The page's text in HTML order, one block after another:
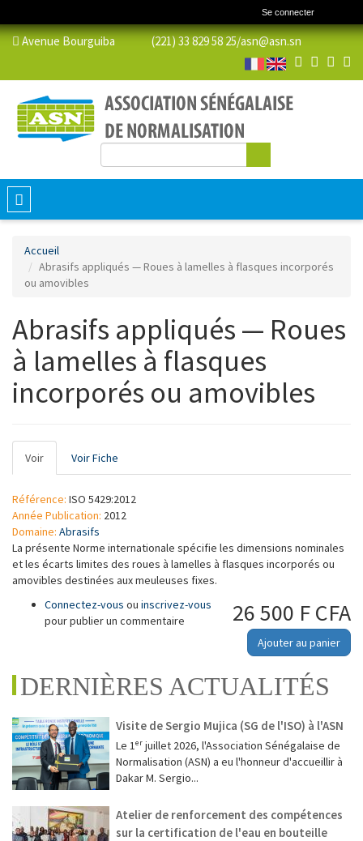
Se connecter
Avenue Bourguiba (221) 33 829 58 25/asn@asn.sn
Formulaire de recherche
Toggle
navigation
Accueil
Abrasifs appliqués — Roues à lamelles à flasques incorporés
ou amovibles
Abrasifs appliqués — Roues
à lamelles à flasques
incorporés ou amovibles
Onglets
principaux
Voir (onglet
actif)
Voir Fiche
Référence: ISO 5429:2012
Année Publication: 2012
Domaine: Abrasifs
La présente Norme internationale spécifie les dimensions nominales
et les écarts limites des roues à lamelles à flasques incorporés ou
amovibles destinées aux meuleuses fixes.
26 500 F CFA
Ajouter au panier
Connectez-vous ou inscrivez-vous
pour publier un commentaire
DERNIÈRES ACTUALITÉS
Visite de Sergio Mujica (SG de l'ISO) à l'ASN
Le 1ᵉʳ juillet 2026, l'Association Sénégalaise de
Normalisation (ASN) a eu l'honneur d'accueillir à
Dakar M. Sergio...
Atelier de renforcement des compétences
sur la certification de l'eau en bouteille